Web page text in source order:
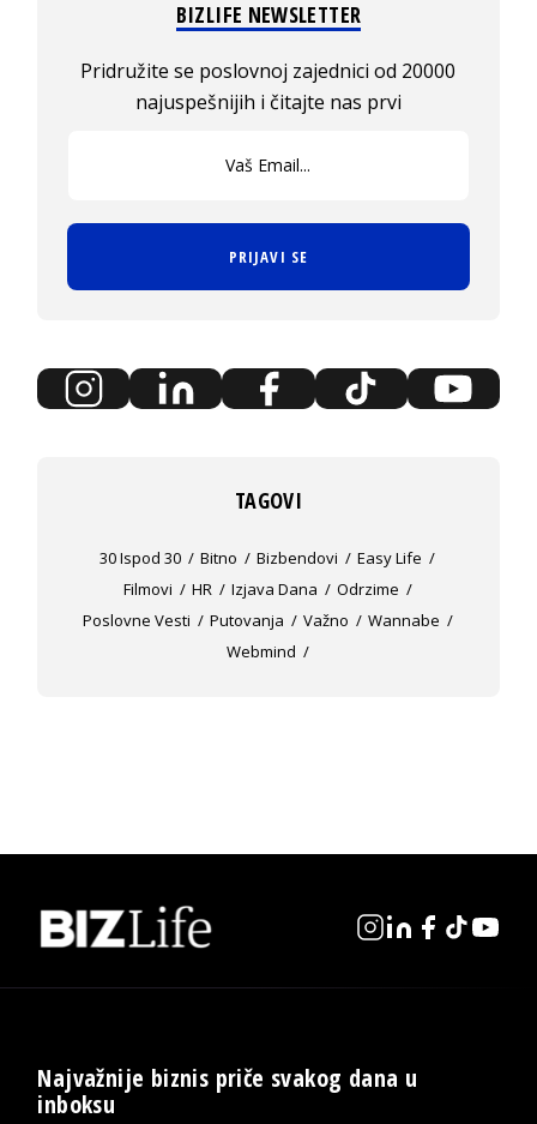
BIZLIFE NEWSLETTER
Pridružite se poslovnoj zajednici od 20000
najuspešnijih i čitajte nas prvi
PRIJAVI SE
TAGOVI
30 Ispod 30 Bitno Bizbendovi
Easy Life
Filmovi
HR Izjava Dana
Odrzime
Poslovne Vesti
Putovanja Važno
Wannabe
Webmind
Najvažnije biznis priče svakog dana u
inboksu